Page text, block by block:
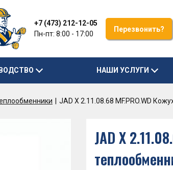
+7 (473) 212-12-05
Пн-пт: 8:00 - 17:00
Перезвонить?
НАШИ УСЛУГИ
JAD X 2.11.08.68 MF.PRO.WD
JAD X